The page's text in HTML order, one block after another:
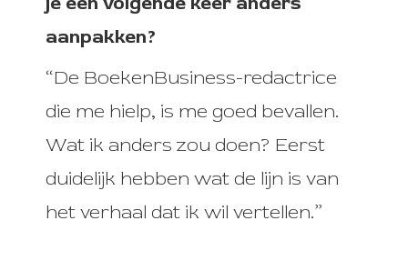
aanpakken?
“De BoekenBusiness-redactrice
die me hielp, is me goed bevallen.
Wat ik anders zou doen? Eerst
duidelijk hebben wat de lijn is van
het verhaal dat ik wil vertellen.”